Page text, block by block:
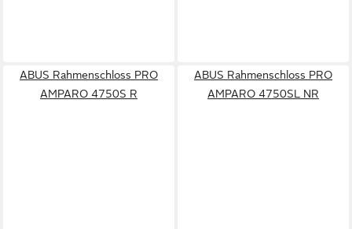
ABUS Rahmenschloss PRO
AMPARO 4750S R
ABUS Rahmenschloss PRO
AMPARO 4750SL NR